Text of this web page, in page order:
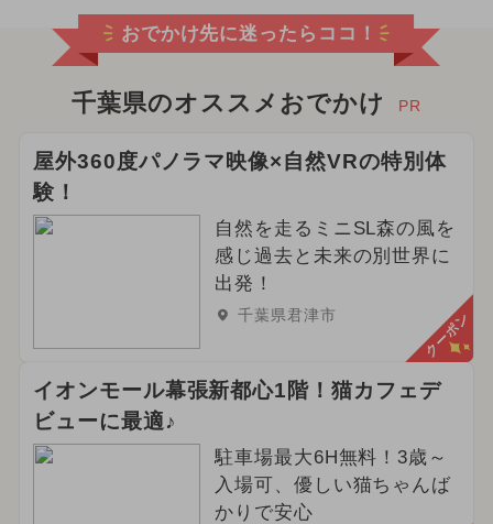
おでかけ先に迷ったらココ！
千葉県のオススメおでかけ PR
屋外360度パノラマ映像×自然VRの特別体
験！
自然を走るミニSL森の風を
感じ過去と未来の別世界に
出発！
千葉県君津市 クーポン
イオンモール幕張新都心1階！猫カフェデ
ビューに最適♪
駐車場最大6H無料！3歳～
入場可、優しい猫ちゃんば
かりで安心